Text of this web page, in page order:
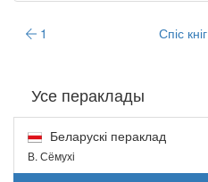
1 Спіс кніг
Усе пераклады
Беларускі пераклад
В. Сёмухі